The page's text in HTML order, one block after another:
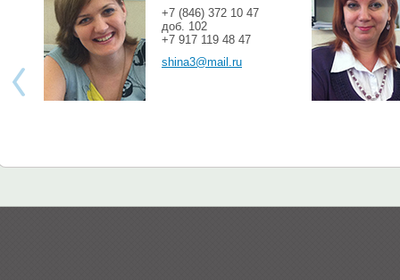
+7 (846) 372 10 47
доб. 102
+7 917 119 48 47
shina3@mail.ru